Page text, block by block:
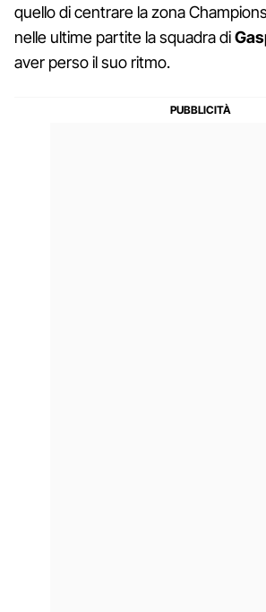
quello di centrare la zona
nelle ultime partite la squadra di
aver perso il suo ritmo.